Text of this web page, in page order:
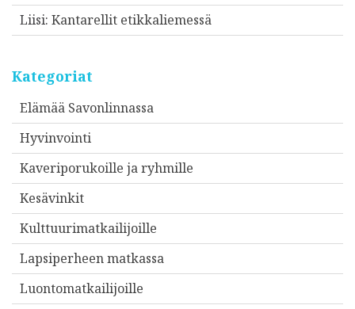
Liisi: Kantarellit etikkaliemessä
Kategoriat
Elämää Savonlinnassa
Hyvinvointi
Kaveriporukoille ja ryhmille
Kesävinkit
Kulttuurimatkailijoille
Lapsiperheen matkassa
Luontomatkailijoille